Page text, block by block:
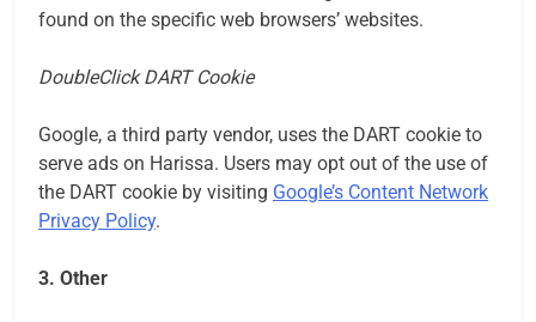
found on the specific web browsers’ websites.
DoubleClick DART Cookie
Google, a third party vendor, uses the DART cookie to
serve ads on Harissa. Users may opt out of the use of
the DART cookie by visiting Google’s Content Network
Privacy Policy.
3. Other